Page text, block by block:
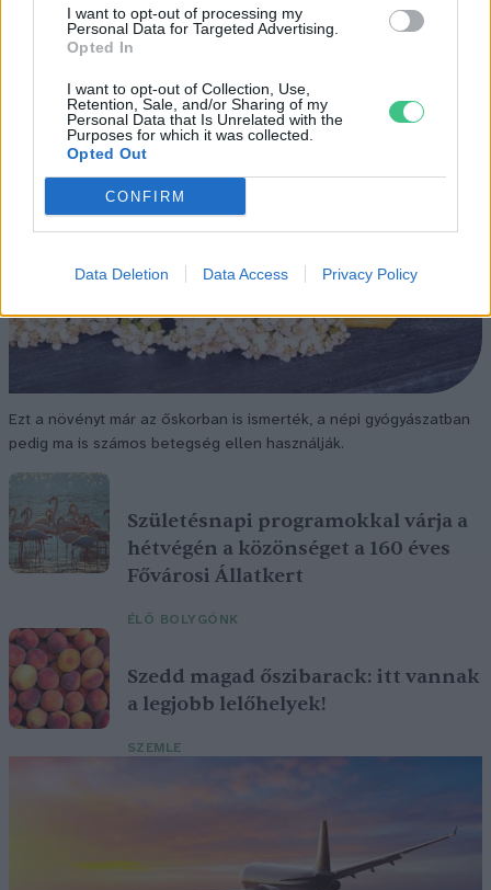
I want to opt-out of processing my
Personal Data for Targeted Advertising.
Opted In
I want to opt-out of Collection, Use,
Retention, Sale, and/or Sharing of my
Personal Data that Is Unrelated with the
Purposes for which it was collected.
Opted Out
CONFIRM
Data Deletion Data Access Privacy Policy
Ezt a növényt már az őskorban is ismerték, a népi gyógyászatban
pedig ma is számos betegség ellen használják.
Születésnapi programokkal várja a
hétvégén a közönséget a 160 éves
Fővárosi Állatkert
ÉLŐ BOLYGÓNK
Szedd magad őszibarack: itt vannak
a legjobb lelőhelyek!
SZEMLE